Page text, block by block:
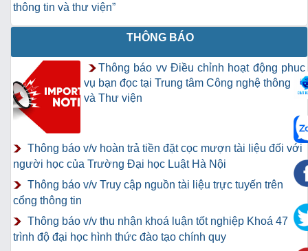
thông tin và thư viện”
THÔNG BÁO
Thông báo vv Điều chỉnh hoạt động phục
vụ bạn đọc tại Trung tâm Công nghệ thông tin
và Thư viện
Thông báo v/v hoàn trả tiền đặt cọc mượn tài liệu đối với
người học của Trường Đại học Luật Hà Nội
Thông báo v/v Truy cập nguồn tài liệu trực tuyến trên
cổng thông tin
Thông báo v/v thu nhận khoá luận tốt nghiệp Khoá 47
trình độ đại học hình thức đào tạo chính quy